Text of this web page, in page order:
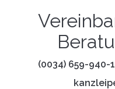
(0034) 659-940-